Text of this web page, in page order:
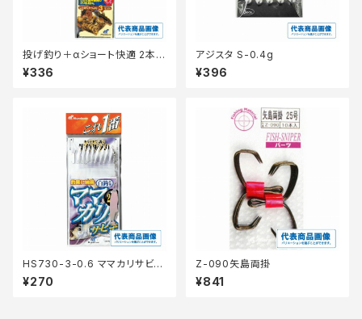
投げ釣り＋αショート快適 2本鈎
3セット NT532−6−1.5
¥336
アジスタ S-0.4g
¥396
HS730-3-0.6 ママカリサビ
キ 白袖 8本
¥270
Z-090矢島両掛
¥841